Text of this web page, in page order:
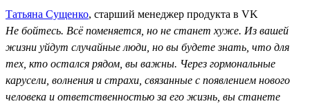
Татьяна Сущенко, старший менеджер продукта в VK
Не бойтесь. Всё поменяется, но не станет хуже. Из вашей
жизни уйдут случайные люди, но вы будете знать, что для
тех, кто остался рядом, вы важны. Через гормональные
карусели, волнения и страхи, связанные с появлением нового
человека и ответственностью за его жизнь, вы станете